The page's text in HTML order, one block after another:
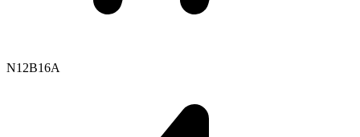
N12B16A